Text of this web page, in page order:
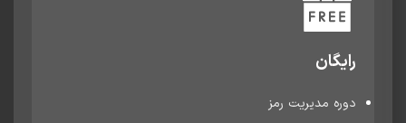
رایگان
دوره مدیریت رمز